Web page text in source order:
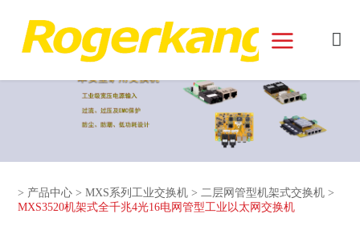
> 产品中心 >MXS系列工业交换机 >二层网管型机架式交换机 >
MXS3520机架式全千兆4光16电网管型工业以太网交换机